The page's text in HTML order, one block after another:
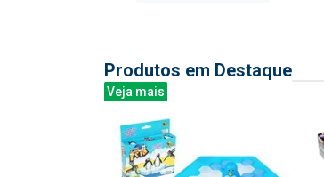
Produtos em Destaque
Veja mais